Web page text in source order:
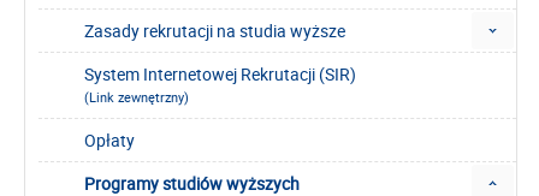
Zasady rekrutacji na studia wyższe
System Internetowej Rekrutacji (SIR)
(Link zewnętrzny)
Opłaty
Programy studiów wyższych